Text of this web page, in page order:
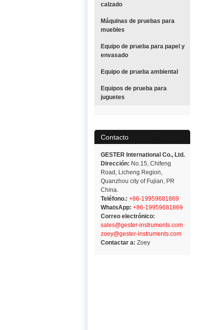
calzado
Máquinas de pruebas para
muebles
Equipo de prueba para papel y
envasado
Equipo de prueba ambiental
Equipos de prueba para
juguetes
Contacto
GESTER International Co., Ltd.
Dirección: No.15, Chifeng
Road, Licheng Region,
Quanzhou city of Fujian, PR
China.
Teléfono.: +86-19959681869
WhatsApp: +86-19959681869
Correo electrónico:
sales@gester-instruments.com
zoey@gester-instruments.com
Contactar a: Zoey